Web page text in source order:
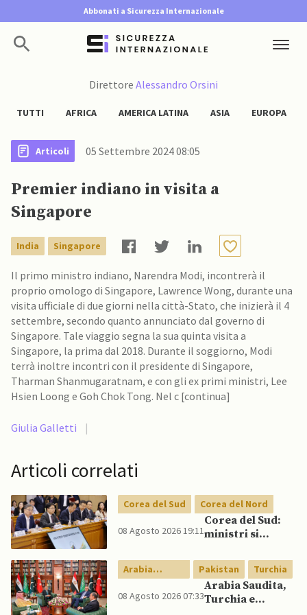
Abbonati a Sicurezza Internazionale
Direttore Alessandro Orsini
TUTTI AFRICA AMERICA LATINA ASIA EUROPA
Articoli 05 Settembre 2024 08:05
Premier indiano in visita a
Singapore
India Singapore
Il primo ministro indiano, Narendra Modi, incontrerà il
proprio omologo di Singapore, Lawrence Wong, durante una
visita ufficiale di due giorni nella città-Stato, che inizierà il 4
settembre, secondo quanto annunciato dal governo di
Singapore. Tale viaggio segna la sua quinta visita a
Singapore, la prima dal 2018. Durante il soggiorno, Modi
terrà inoltre incontri con il presidente di Singapore,
Tharman Shanmugaratnam, e con gli ex primi ministri, Lee
Hsien Loong e Goh Chok Tong. Nel c [continua]
Giulia Galletti |
Articoli correlati
Corea del Sud Corea del Nord
08 Agosto 2026 19:11
Corea del Sud:
ministri si
pubblicamente
su politica con il
Nord, mentre
Lee spinge per
Arabia
Saudita
Pakistan Turchia
08 Agosto 2026 07:33
Arabia Saudita,
Turchia e